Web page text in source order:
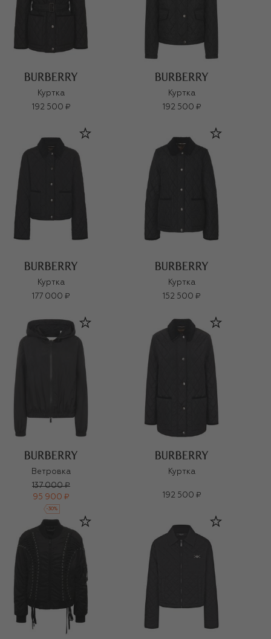
Куртка
192 500 ₽
Куртка
192 500 ₽
Куртка
177 000 ₽
Куртка
152 500 ₽
Ветровка
137 000 ₽
95 900 ₽
-30%
Куртка
192 500 ₽